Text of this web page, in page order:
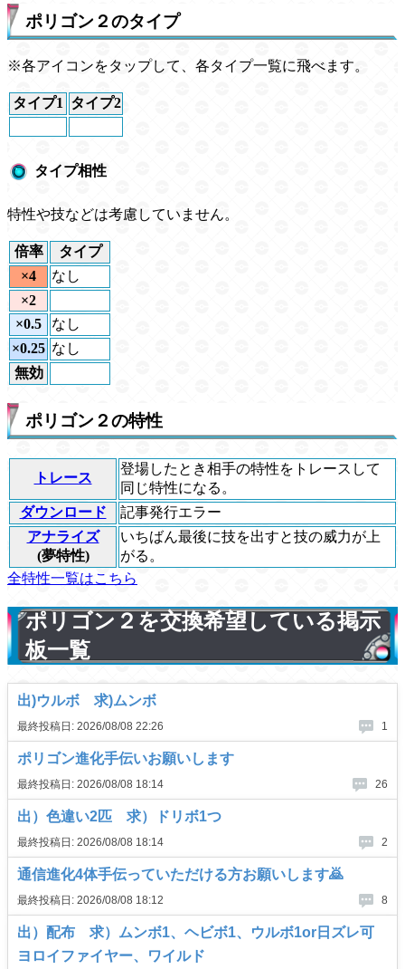
ポリゴン２のタイプ
※各アイコンをタップして、各タイプ一覧に飛べます。
タイプ1 タイプ2
タイプ相性
特性や技などは考慮していません。
倍率
タイプ
×4
なし
×2
×0.5
なし
×0.25 なし
無効
ポリゴン２の特性
トレース
登場したとき相手の特性をトレースして
同じ特性になる。
ダウンロード
記事発行エラー
アナライズ
(夢特性)
いちばん最後に技を出すと技の威力が上
がる。
全特性一覧はこちら
ポリゴン２を交換希望している掲示
板一覧